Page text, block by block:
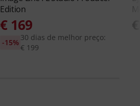
Edition
€ 169
30 dias de melhor preço:
€ 199
-15%